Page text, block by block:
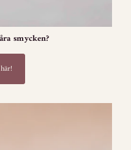
smycken?